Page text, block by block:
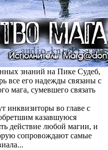
знаний на Пике Судеб,
все его надежды связаны с
мага, сумевшего связать
инквизиторы во главе с
казавшуюся
действие любой магии, и
сопровождают самые